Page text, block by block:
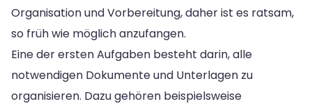
Organisation und Vorbereitung, daher ist es ratsam,
so früh wie möglich anzufangen.
Eine der ersten Aufgaben besteht darin, alle
notwendigen Dokumente und Unterlagen zu
organisieren. Dazu gehören beispielsweise